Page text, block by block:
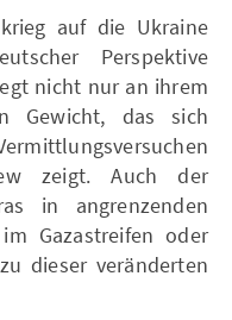
auf die Ukraine
Perspektive
nicht nur an ihrem
Gewicht, das sich
zeigt. Auch der
in angrenzenden
Gazastreifen oder
dieser veränderten